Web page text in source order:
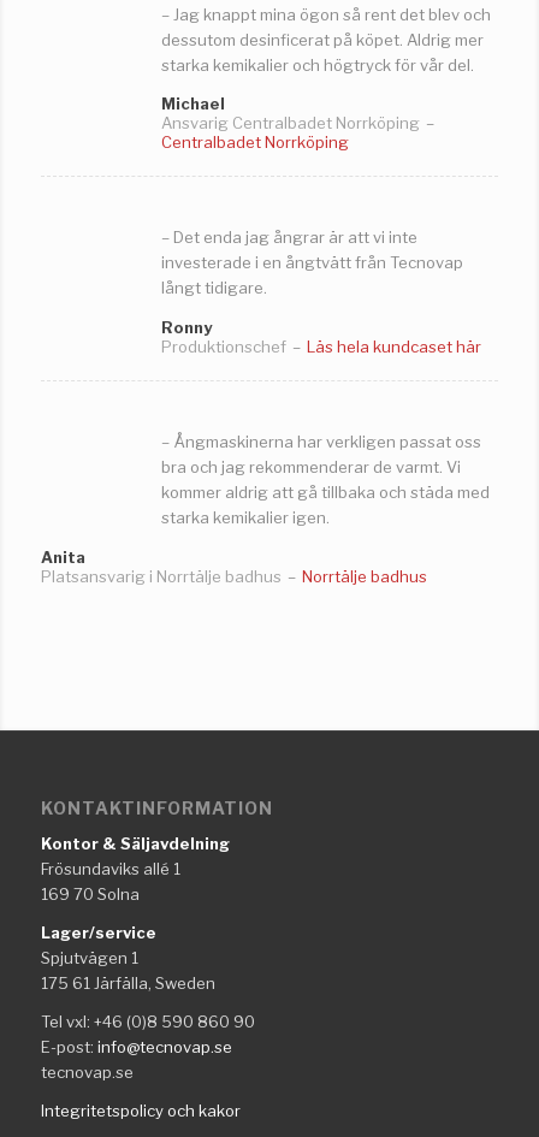
– Jag knappt mina ögon så rent det blev och
dessutom desinficerat på köpet. Aldrig mer
starka kemikalier och högtryck för vår del.
Michael
Ansvarig Centralbadet Norrköping –
Centralbadet Norrköping
– Det enda jag ångrar är att vi inte
investerade i en ångtvätt från Tecnovap
långt tidigare.
Ronny
Produktionschef – Läs hela kundcaset här
– Ångmaskinerna har verkligen passat oss
bra och jag rekommenderar de varmt. Vi
kommer aldrig att gå tillbaka och städa med
starka kemikalier igen.
Anita
Platsansvarig i Norrtälje badhus – Norrtälje badhus
KONTAKTINFORMATION
Kontor & Säljavdelning
Frösundaviks allé 1
169 70 Solna
Lager/service
Spjutvägen 1
175 61 Järfälla, Sweden
Tel vxl: +46 (0)8 590 860 90
E-post: info@tecnovap.se
tecnovap.se
Integritetspolicy och kakor